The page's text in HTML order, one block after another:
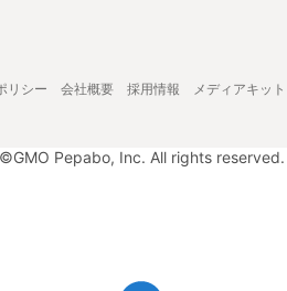
リシー 会社概要 採用情報 メディアキット
©GMO Pepabo, Inc. All rights reserved.